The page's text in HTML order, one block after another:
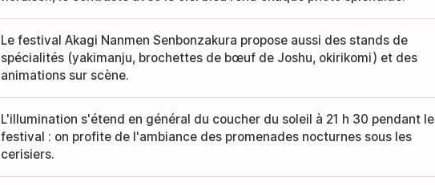
Le festival Akagi Nanmen Senbonzakura propose aussi des stands de
spécialités (yakimanju, brochettes de bœuf de Joshu, okirikomi) et des
animations sur scène.
L'illumination s'étend en général du coucher du soleil à 21 h 30 pendant le
festival : on profite de l'ambiance des promenades nocturnes sous les
cerisiers.